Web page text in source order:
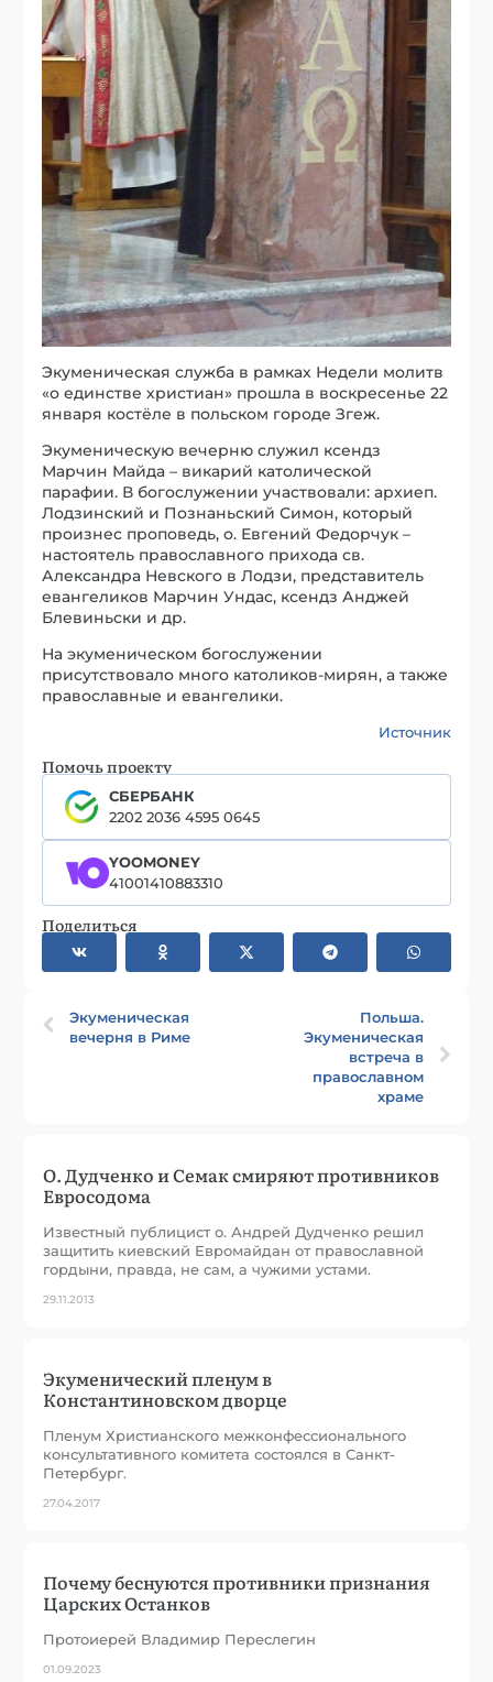
Экуменическая служба в рамках Недели молитв
«о единстве христиан» прошла в воскресенье 22
января костёле в польском городе Згеж.
Экуменическую вечерню служил ксендз
Марчин Майда – викарий католической
парафии. В богослужении участвовали: архиеп.
Лодзинский и Познаньский Симон, который
произнес проповедь, о. Евгений Федорчук –
настоятель православного прихода св.
Александра Невского в Лодзи, представитель
евангеликов Марчин Ундас, ксендз Анджей
Блевиньски и др.
На экуменическом богослужении
присутствовало много католиков-мирян, а также
православные и евангелики.
Источник
Помочь проекту
СБЕРБАНК
2202 2036 4595 0645
YOOMONEY
41001410883310
Поделиться
Экуменическая
вечерня в Риме
Польша.
Экуменическая
встреча в
православном
храме
О. Дудченко и Семак смиряют противников
Евросодома
Известный публицист о. Андрей Дудченко решил
защитить киевский Евромайдан от православной
гордыни, правда, не сам, а чужими устами.
29.11.2013
Экуменический пленум в
Константиновском дворце
Пленум Христианского межконфессионального
консультативного комитета состоялся в Санкт-
Петербург.
27.04.2017
Почему беснуются противники признания
Царских Останков
Протоиерей Владимир Переслегин
01.09.2023